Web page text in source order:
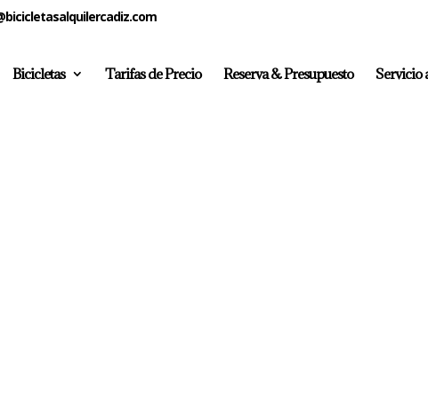
Bicicletas Tarifas de Precio Reserva & Presupuesto Servicio